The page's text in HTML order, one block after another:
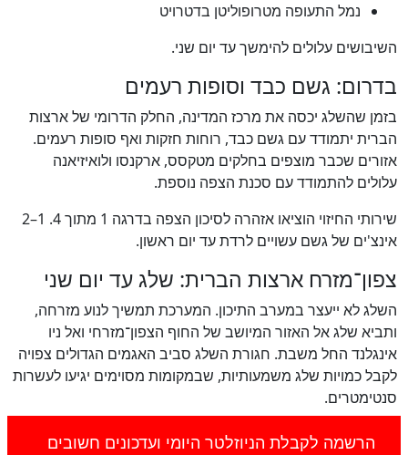
נמל התעופה מטרופוליטן בדטרויט
השיבושים עלולים להימשך עד יום שני.
בדרום: גשם כבד וסופות רעמים
בזמן שהשלג יכסה את מרכז המדינה, החלק הדרומי של ארצות
הברית יתמודד עם גשם כבד, רוחות חזקות ואף סופות רעמים.
אזורים שכבר מוצפים בחלקים מטקסס, ארקנסו ולואיזיאנה
עלולים להתמודד עם סכנת הצפה נוספת.
שירותי החיזוי הוציאו אזהרה לסיכון הצפה בדרגה 1 מתוך 4. 1–2
אינצ'ים של גשם עשויים לרדת עד יום ראשון.
צפון־מזרח ארצות הברית: שלג עד יום שני
השלג לא ייעצר במערב התיכון. המערכת תמשיך לנוע מזרחה,
ותביא שלג אל האזור המיושב של החוף הצפון־מזרחי ואל ניו
אינגלנד החל משבת. חגורת השלג סביב האגמים הגדולים צפויה
לקבל כמויות שלג משמעותיות, שבמקומות מסוימים יגיעו לעשרות
סנטימטרים.
הרשמה לקבלת הניוזלטר היומי ועדכונים חשובים